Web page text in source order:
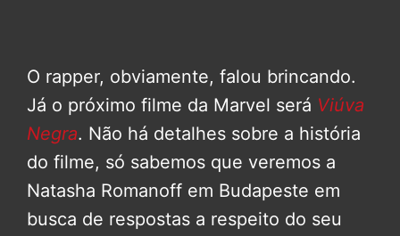
O rapper, obviamente, falou brincando.
Já o próximo filme da Marvel será Viúva
Negra. Não há detalhes sobre a história
do filme, só sabemos que veremos a
Natasha Romanoff em Budapeste em
busca de respostas a respeito do seu